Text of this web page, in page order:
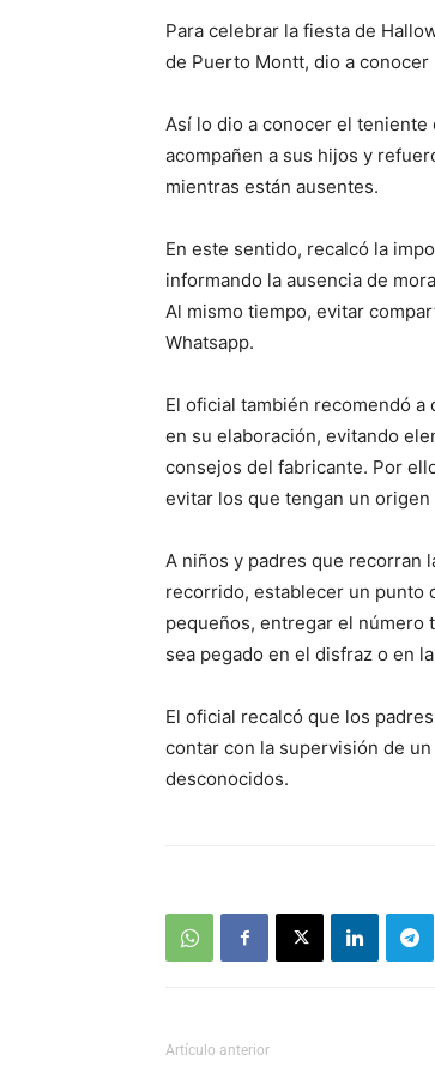
Para celebrar la fiesta de
de Puerto Montt, dio a
Así lo dio a conocer el teniente
acompañen a sus hijos y
mientras están ausentes.
En este sentido, recalcó la
informando la ausencia de
Al mismo tiempo, evitar
Whatsapp.
El oficial también recomendó
en su elaboración, evitando
consejos del fabricante. Por
evitar los que tengan un
A niños y padres que recorran
recorrido, establecer un punto
pequeños, entregar el número
sea pegado en el disfraz o en
El oficial recalcó que los
contar con la supervisión de
desconocidos.
Artículo anterior